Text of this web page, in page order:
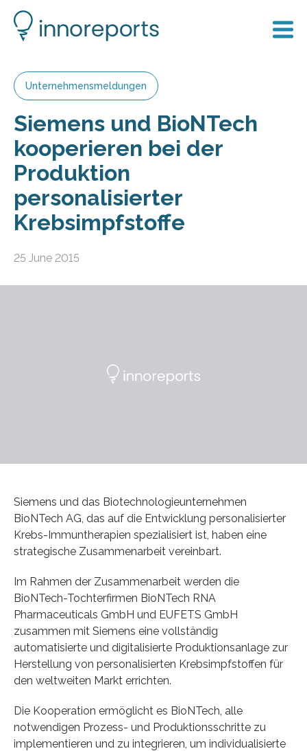
Unternehmensmeldungen
Siemens und BioNTech
kooperieren bei der
Produktion
personalisierter
Krebsimpfstoffe
25 June 2015
Siemens und das Biotechnologieunternehmen
BioNTech AG, das auf die Entwicklung personalisierter
Krebs-Immuntherapien spezialisiert ist, haben eine
strategische Zusammenarbeit vereinbart.
Im Rahmen der Zusammenarbeit werden die
BioNTech-Tochterfirmen BioNTech RNA
Pharmaceuticals GmbH und EUFETS GmbH
zusammen mit Siemens eine vollständig
automatisierte und digitalisierte Produktionsanlage zur
Herstellung von personalisierten Krebsimpfstoffen für
den weltweiten Markt errichten.
Die Kooperation ermöglicht es BioNTech, alle
notwendigen Prozess- und Produktionsschritte zu
implementieren und zu integrieren, um individualisierte